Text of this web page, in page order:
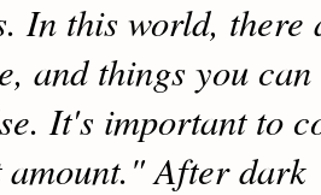
In this world, there
and things you
It's important to
After dark